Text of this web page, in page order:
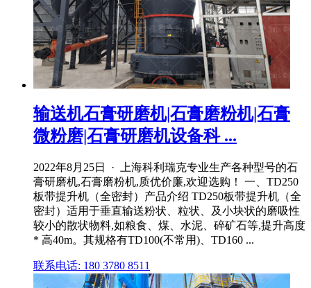
输送机石膏研磨机|石膏磨粉机|石膏
微粉磨|石膏研磨机设备科 ...
2022年8月25日 · 上海科利瑞克专业生产各种型号的石
膏研磨机,石膏磨粉机,质优价廉,欢迎选购！ 一、TD250
板带提升机（全密封）产品介绍 TD250板带提升机（全
密封）适用于垂直输送粉状、粒状、及小块状的磨吸性
较小的散状物料,如粮食、煤、水泥、碎矿石等,提升高度
* 高40m。其规格有TD100(不常用)、TD160 ...
联系电话: 180 3780 8511